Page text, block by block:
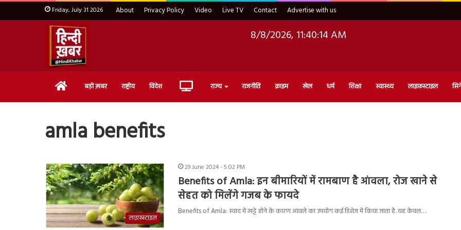
Friday, July 31 2026 About Privacy Policy Video Live TV Contact Advertise with us
8/8/2026, 11:40:15 AM
Home बड़ी ख़बर राष्ट्रीय विदेश Live राज्य राजनीति क्राइम खेल धर्म शिक्षा स्वास्थ्य लाइफ़स्टाइल
amla benefits
लाइफ़स्टाइल
29 June 2024 - 5:02 PM
Benefits of Amla: इन बीमारियों में रामबाण है आंवला, रोज खाने से
सेहत को मिलेंगे गजब के फायदे
Benefits of Amla: स्वाद में खट्टे होने के कारण आंवले का उपयोग कई डिशेज में किया जाता है. यह केवल…